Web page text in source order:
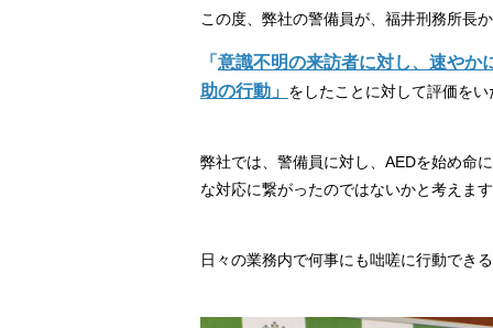
この度、弊社の警備員が、福井刑務所長
「 意識不明の来訪者に対し、速やか
助の行動」 をしたことに対して評価を
弊社では、警備員に対し、AEDを始め命
な対応に繋がったのではないかと考えま
日々の業務内で何事にも咄嗟に行動でき